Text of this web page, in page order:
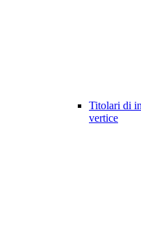
Titolari di
vertice